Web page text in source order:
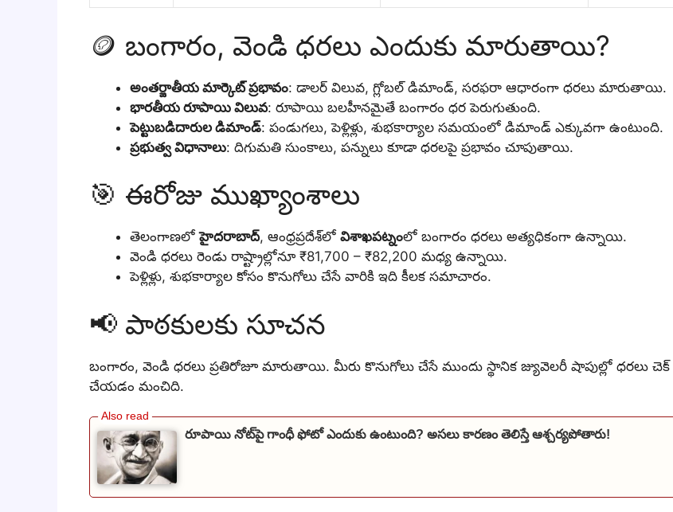
🪙 బంగారం, వెండి ధరలు ఎందుకు మారుతాయి?
అంతర్జాతీయ మార్కెట్ ప్రభావం: డాలర్ విలువ, గ్లోబల్ డిమాండ్, సరఫరా ఆధారంగా ధరలు మారుతాయి.
భారతీయ రూపాయి విలువ: రూపాయి బలహీనమైతే బంగారం ధర పెరుగుతుంది.
పెట్టుబడిదారుల డిమాండ్: పండుగలు, పెళ్లిళ్లు, శుభకార్యాల సమయంలో డిమాండ్ ఎక్కువగా ఉంటుంది.
ప్రభుత్వ విధానాలు: దిగుమతి సుంకాలు, పన్నులు కూడా ధరలపై ప్రభావం చూపుతాయి.
🎯 ఈరోజు ముఖ్యాంశాలు
తెలంగాణలోహైదరాబాద్, ఆంధ్రప్రదేశ్‌లో విశాఖపట్నంలో బంగారం ధరలు అత్యధికంగా ఉన్నాయి.
వెండి ధరలు రెండు రాష్ట్రాల్లోనూ ₹81,700 – ₹82,200 మధ్య ఉన్నాయి.
పెళ్లిళ్లు, శుభకార్యాల కోసం కొనుగోలు చేసే వారికి ఇది కీలక సమాచారం.
📢 పాఠకులకు సూచన
బంగారం, వెండి ధరలు ప్రతిరోజూ మారుతాయి. మీరు కొనుగోలు చేసే ముందు స్థానిక జ్యువెలరీ షాపుల్లో ధరలు చెక్
చేయడం మంచిది.
రూపాయి నోట్‌పై గాంధీ ఫోటో ఎందుకు ఉంటుంది? అసలు కారణం తెలిస్తే ఆశ్చర్యపోతారు!